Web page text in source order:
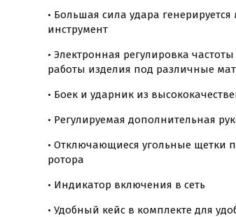
• Большая сила удара
инструмент
• Электронная регулировка
работы изделия под различные
• Боек и ударник из
• Регулируемая дополнительная
• Отключающиеся угольные щетки
ротора
• Индикатор включения в сеть
• Удобный кейс в комплекте для